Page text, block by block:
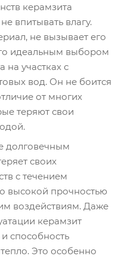
керамзита
впитывать влагу.
не вызывает его
идеальным выбором
на участках с
вод. Он не боится
от многих
теряют свои
долговечным
своих
с течением
высокой прочностью
воздействиям. Даже
керамзит
способность
Это особенно